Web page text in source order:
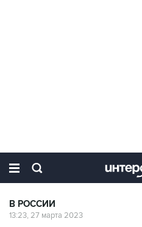
В РОССИИ
13:23, 27 марта 2023